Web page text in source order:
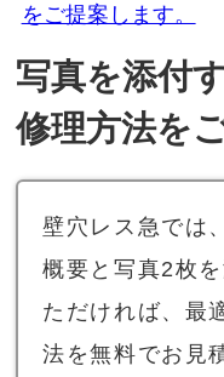
をご提案します。
写真を添付
修理方法を
壁穴レス急では
概要と写真2枚
ただければ、最
法を無料でお見